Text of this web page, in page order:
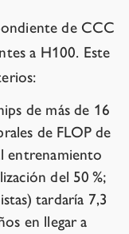
de CCC
a H100. Este
de más de 16
de FLOP de
entrenamiento
del 50 %;
tardaría 7,3
en llegar a